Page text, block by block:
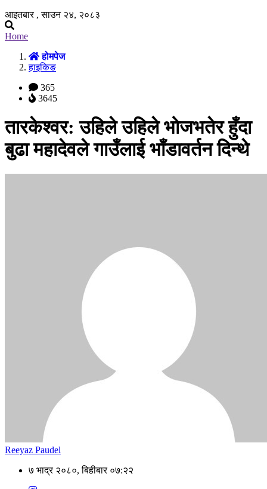
आइतबार , साउन २४, २०८३
Home
होमपेज
हाइकिङ
365
3645
तारकेश्वर: उहिले उहिले भोजभतेर हुँदा
बुढा महादेवले गाउँलाई भाँडावर्तन दिन्थे
Reeyaz Paudel
७ भाद्र २०८०, बिहीबार ०७:२२